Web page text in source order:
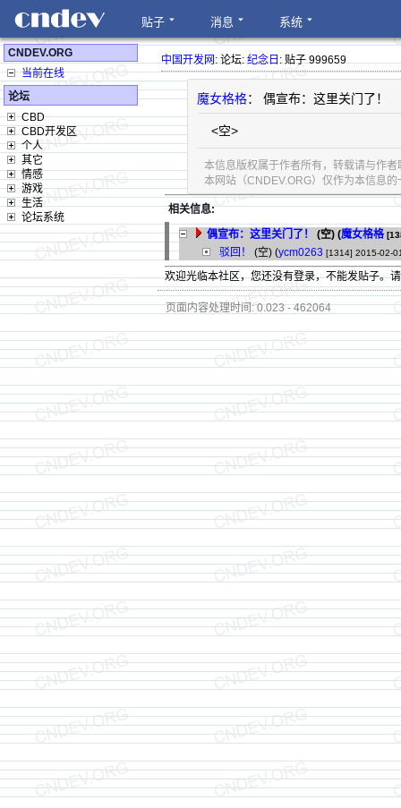
贴子 消息 系统
CNDEV.ORG
当前在线
论坛
CBD
CBD开发区
个人
其它
情感
游戏
生活
论坛系统
中国开发网: 论坛:纪念日: 贴子 999659
魔女格格： 偶宣布：这里关门了！
<空>
本信息版权属于作者所有，转载请与作
本网站（CNDEV.ORG）仅作为本信息
相关信息:
偶宣布：这里关门了！
(空) (魔女格格
驳回！ (空) (ycm0263 [1314] 2015-02-
欢迎光临本社区，您还没有登录，不能发贴子。
页面内容处理时间: 0.023 - 462064